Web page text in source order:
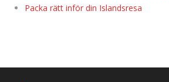
Packa rätt inför din Islandsresa